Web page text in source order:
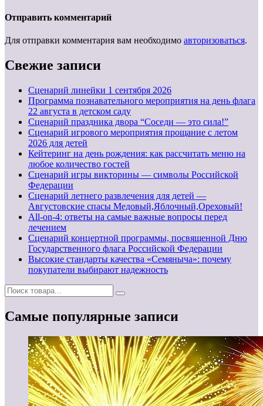
Отправить комментарий
Для отправки комментария вам необходимо авторизоваться.
Свежие записи
Cценарий линейки 1 сентября 2026
Программа познавательного мероприятия на день флага
22 августа в детском саду
Сценарий праздника двора “Соседи — это сила!”
Сценарий игрового мероприятия прощание с летом
2026 для детей
Кейтеринг на день рождения: как рассчитать меню на
любое количество гостей
Сценарий игры викторины — символы Российской
Федерации
Сценарий летнего развлечения для детей —
Августовские спасы Медовый,Яблочный,Ореховый!
All-on-4: ответы на самые важные вопросы перед
лечением
Сценарий концертной программы, посвященной Дню
Государственного флага Российской Федерации
Высокие стандарты качества «Семяныча»: почему
покупатели выбирают надежность
Самые популярные записи